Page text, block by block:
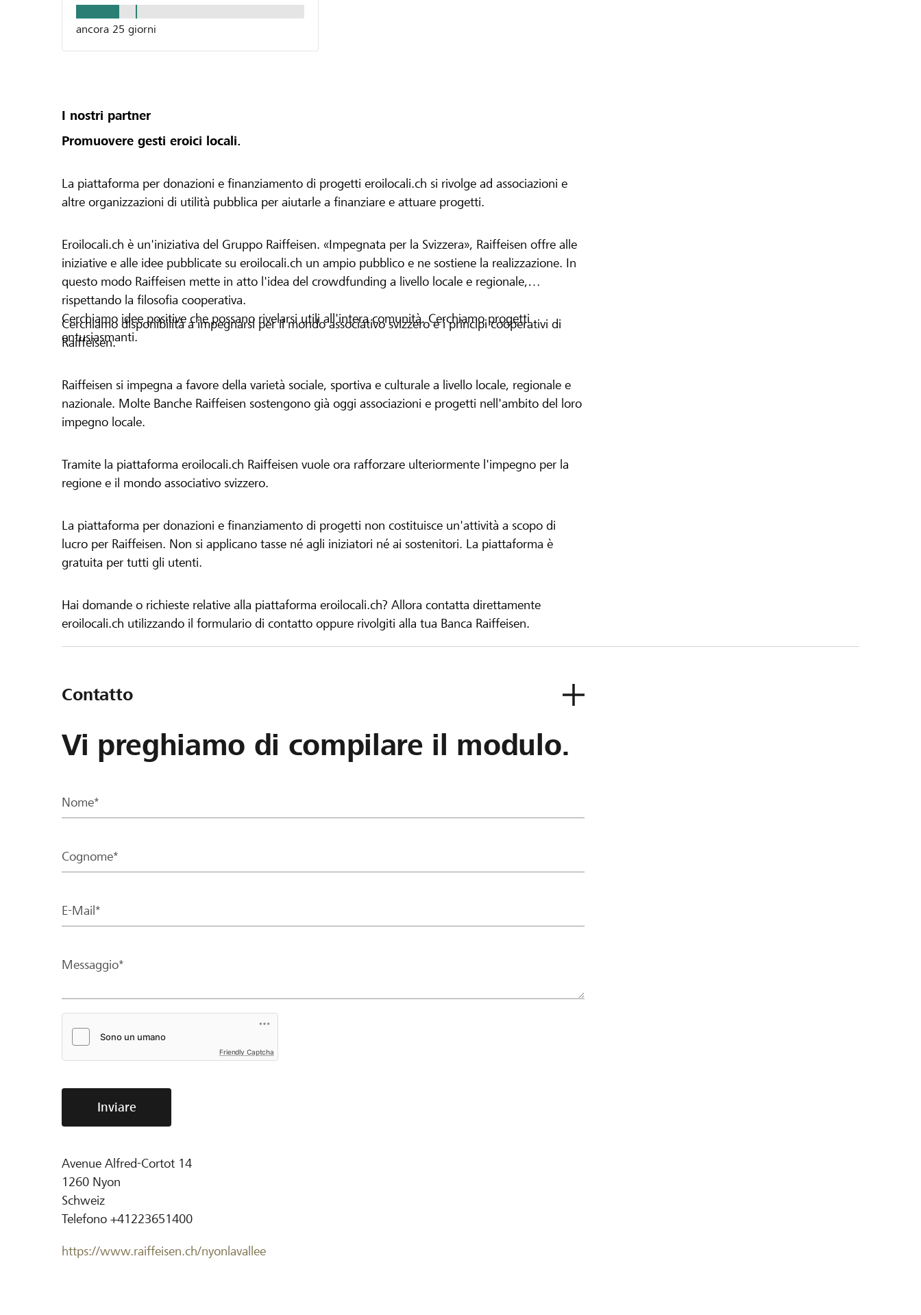
ancora 25 giorni
I nostri partner
Promuovere gesti eroici locali.
La piattaforma per donazioni e finanziamento di progetti eroilocali.ch si rivolge ad associazioni e
altre organizzazioni di utilità pubblica per aiutarle a finanziare e attuare progetti.
Eroilocali.ch è un'iniziativa del Gruppo Raiffeisen. «Impegnata per la Svizzera», Raiffeisen offre alle
iniziative e alle idee pubblicate su eroilocali.ch un ampio pubblico e ne sostiene la realizzazione. In
questo modo Raiffeisen mette in atto l'idea del crowdfunding a livello locale e regionale,
rispettando la filosofia cooperativa.
Cerchiamo idee positive che possano rivelarsi utili all'intera comunità. Cerchiamo progetti
entusiasmanti.
Cerchiamo disponibilità a impegnarsi per il mondo associativo svizzero e i principi cooperativi di
Raiffeisen.
Raiffeisen si impegna a favore della varietà sociale, sportiva e culturale a livello locale, regionale e
nazionale. Molte Banche Raiffeisen sostengono già oggi associazioni e progetti nell'ambito del loro
impegno locale.
Tramite la piattaforma eroilocali.ch Raiffeisen vuole ora rafforzare ulteriormente l'impegno per la
regione e il mondo associativo svizzero.
La piattaforma per donazioni e finanziamento di progetti non costituisce un'attività a scopo di
lucro per Raiffeisen. Non si applicano tasse né agli iniziatori né ai sostenitori. La piattaforma è
gratuita per tutti gli utenti.
Hai domande o richieste relative alla piattaforma eroilocali.ch? Allora contatta direttamente
eroilocali.ch utilizzando il formulario di contatto oppure rivolgiti alla tua Banca Raiffeisen.
Contatto
Vi preghiamo di compilare il modulo.
Nome*
Cognome*
E-Mail*
Messaggio*
Friendly Captcha
Inviare
Avenue Alfred-Cortot 14
1260 Nyon
Schweiz
Telefono +41223651400
https://www.raiffeisen.ch/nyonlavallee